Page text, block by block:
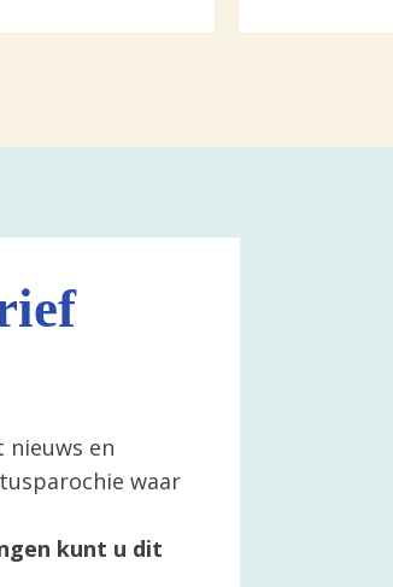
nieuws en
waar
kunt u dit